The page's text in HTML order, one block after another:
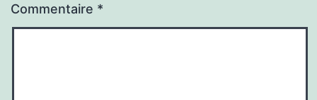
Commentaire *